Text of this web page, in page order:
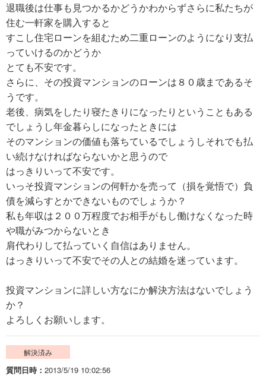
退職後は仕事も見つかるかどうかわからずさらに私たちが
住む一軒家を購入すると
すこし住宅ローンを組むため二重ローンのようになり支払
っていけるのかどうか
とても不安です。
さらに、その投資マンションのローンは８０歳まであるそ
うです。
老後、病気をしたり寝たきりになったりということもある
でしょうし年金暮らしになったときには
そのマンションの価値も落ちているでしょうしそれでも払
い続けなければならないかと思うので
はっきりいって不安です。
いっそ投資マンションの何軒かを売って（損を覚悟で）負
債を減らすとかできないものでしょうか？
私も年収は２００万程度でお相手がもし働けなくなった時
や職がみつからないとき
肩代わりして払っていく自信はありません。
はっきりいって不安でその人との結婚を迷っています。
投資マンションに詳しい方なにか解決方法はないでしょう
か？
よろしくお願いします。
解決済み
質問日時
2013/5/19 10:02:56